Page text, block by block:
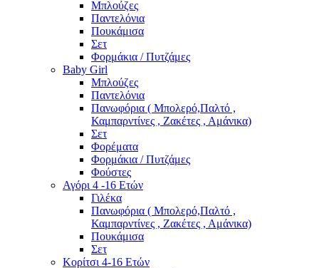
Μπλούζες
Παντελόνια
Πουκάμισα
Σετ
Φορμάκια / Πυτζάμες
Baby Girl
Μπλούζες
Παντελόνια
Πανωφόρια ( Μπολερό,Παλτό ,
Καμπαρντίνες , Ζακέτες , Αμάνικα)
Σετ
Φορέματα
Φορμάκια / Πυτζάμες
Φούστες
Αγόρι 4 -16 Ετών
Γιλέκα
Πανωφόρια ( Μπολερό,Παλτό ,
Καμπαρντίνες , Ζακέτες , Αμάνικα)
Πουκάμισα
Σετ
Κορίτσι 4-16 Ετών